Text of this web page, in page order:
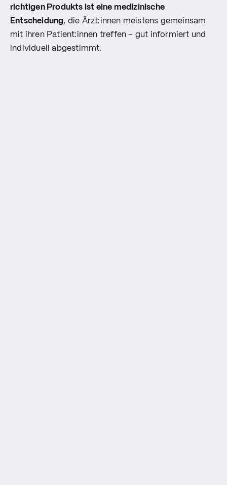
richtigen Produkts ist eine medizinische
Entscheidung, die Ärzt:innen meistens gemeinsam
mit ihren Patient:innen treffen – gut informiert und
individuell abgestimmt.